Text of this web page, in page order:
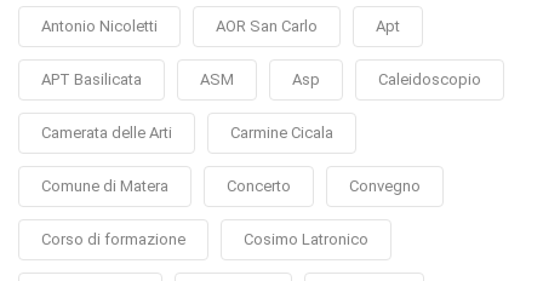
Antonio Nicoletti AOR San Carlo Apt
APT Basilicata ASM Asp Caleidoscopio
Camerata delle Arti Carmine Cicala
Comune di Matera Concerto Convegno
Corso di formazione Cosimo Latronico